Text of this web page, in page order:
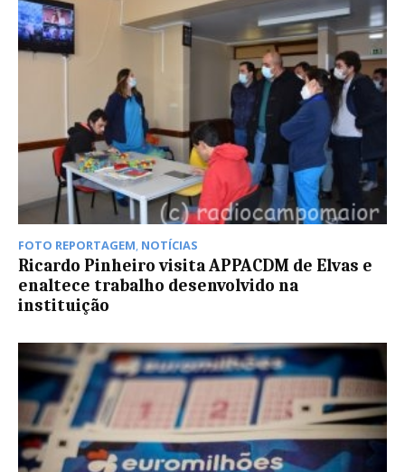
FOTO REPORTAGEM, NOTÍCIAS
Ricardo Pinheiro visita APPACDM de Elvas e
enaltece trabalho desenvolvido na
instituição